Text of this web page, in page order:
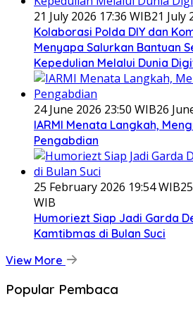
21 July 2026 17:36 WIB21 July
Kolaborasi Polda DIY dan
Menyapa Salurkan Bantuan
Kepedulian Melalui Dunia
24 June 2026 23:50 WIB26
IARMI Menata Langkah,
Pengabdian
25 February 2026 19:54 WIB
WIB
Humoriezt Siap Jadi Garda
Kamtibmas di Bulan Suci
View More
Popular Pembaca